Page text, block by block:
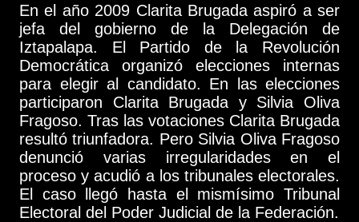
En el año 2009 Clarita Brugada aspiró a ser
jefa del gobierno de la Delegación de
Iztapalapa. El Partido de la Revolución
Democrática organizó elecciones internas
para elegir al candidato. En las elecciones
participaron Clarita Brugada y Silvia Oliva
Fragoso. Tras las votaciones Clarita Brugada
resultó triunfadora. Pero Silvia Oliva Fragoso
denunció varias irregularidades en el
proceso y acudió a los tribunales electorales.
El caso llegó hasta el mismísimo Tribunal
Electoral del Poder Judicial de la Federación.